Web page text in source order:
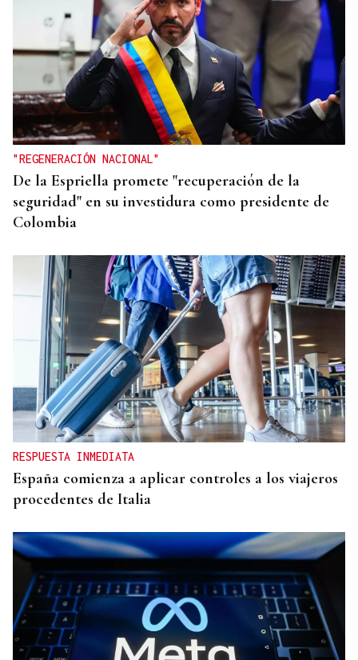
"REGENERACIÓN NACIONAL"
De la Espriella promete "recuperación de la
seguridad" en su investidura como presidente de
Colombia
RESPUESTA INMEDIATA
España comienza a aplicar controles a los viajeros
procedentes de Italia